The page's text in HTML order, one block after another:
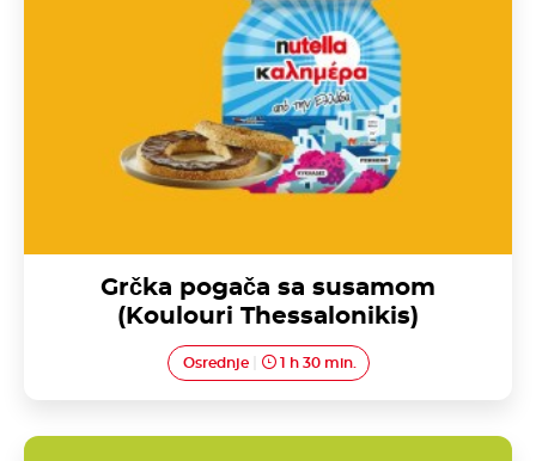
Grčka pogača sa susamom
(Koulouri Thessalonikis)
Osrednje 1 h 30 min.